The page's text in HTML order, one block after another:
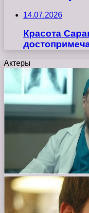
14.07.2026
Красота
Актеры